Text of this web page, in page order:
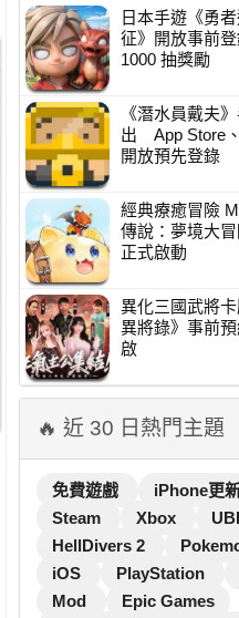
日本手遊《勇
征》開放事前
1000 抽獎勵
《潛水員戴夫
出 App Store
開放預先登錄
經典療癒冒險
傳說：夢境大
正式啟動
異化三國武將
異將錄》事前
啟
🔥 近 30 日熱門主題
免費遊戲
iPhone更
Steam
Xbox
HellDivers 2
iOS
PlayStation
Mod
Epic Games